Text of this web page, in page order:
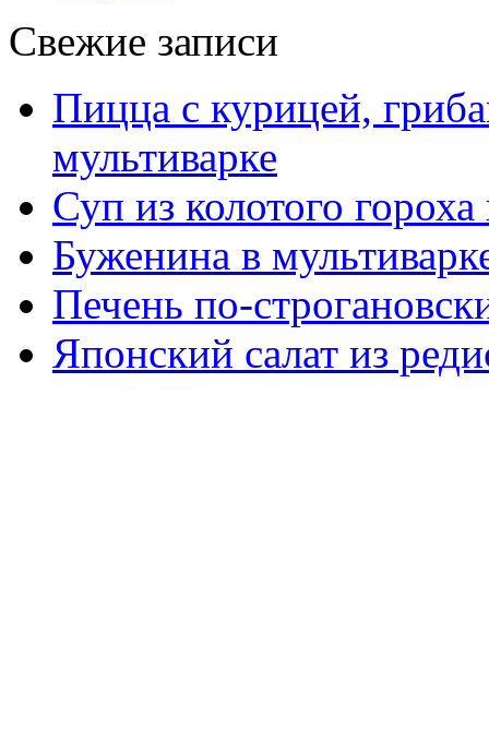
Свежие записи
Пицца с курицей,
мультиварке
Суп из колотого
Буженина в
Печень по-
Японский салат из